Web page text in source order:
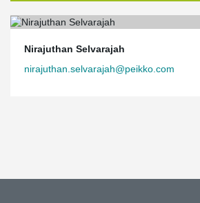
Nirajuthan Selvarajah
nirajuthan.selvarajah@peikko.com